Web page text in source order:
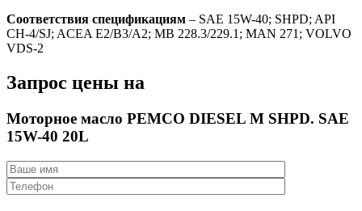
Соответствия спецификациям – SAE 15W-40; SHPD; API
CH-4/SJ; ACEA E2/B3/A2; MB 228.3/229.1; MAN 271; VOLVO
VDS-2
Запрос цены на
Моторное масло PEMCO DIESEL M SHPD. SAE
15W-40 20L